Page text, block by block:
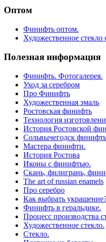
Оптом
Финифть оптом.
Художественное стекло
Полезная информация
Финифть. Фотогалерея.
Уход за серебром
Про Финифть
Художественная эмаль
Ростовская финифть
Технология
История Ростовской
Сольвычегодск
Мастера финифти.
История Ростова
Иконы с финифтью.
Скань, филигрань,
The art of russian enamels
Про серебро
Как выбрать
Финифть в геральдике.
Процесс производства
Художественное стекло.
Стекло.